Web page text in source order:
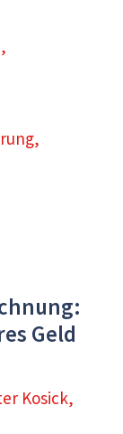
,
,
Geld
Kosick,